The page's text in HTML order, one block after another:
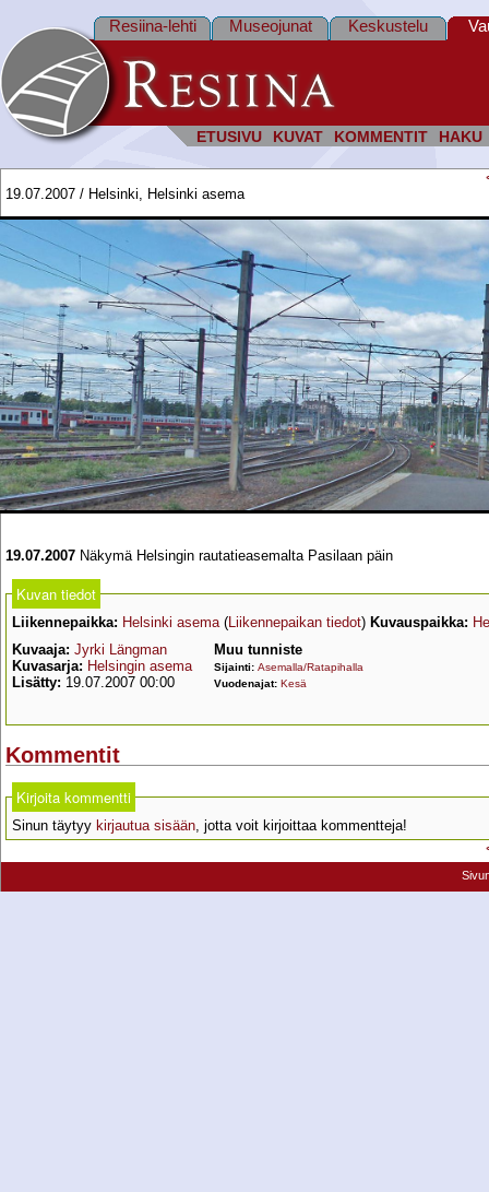
ETUSIVU KUVAT KOMMENTIT HAKU
Resiina-lehti Museojunat Keskustelu
19.07.2007 / Helsinki, Helsinki asema
19.07.2007 Näkymä Helsingin rautatieasemalta Pasilaan päin
Kuvan tiedot
Liikennepaikka: Helsinki asema (Liikennepaikan tiedot) Kuvauspaikka:
Kuvaaja: Jyrki Längman
Kuvasarja: Helsingin asema
Lisätty: 19.07.2007 00:00
Muu tunniste
Sijainti: Asemalla/Ratapihalla
Vuodenajat: Kesä
Kommentit
Kirjoita kommentti
Sinun täytyy kirjautua sisään , jotta voit kirjoittaa kommentteja!